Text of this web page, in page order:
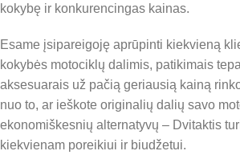
kokybę ir konkurencingas kainas.
Esame įsipareigoję aprūpinti kiekvieną
kokybės motociklų dalimis, patikimais
aksesuarais už pačią geriausią kainą
nuo to, ar ieškote originalių dalių savo
ekonomiškesnių alternatyvų – Dvitaktis
kiekvienam poreikiui ir biudžetui.